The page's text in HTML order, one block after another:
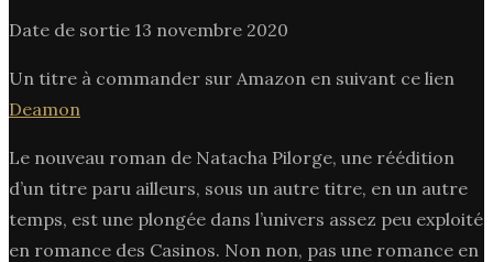
Date de sortie 13 novembre 2020
Un titre à commander sur Amazon en suivant ce lien
Deamon
Le nouveau roman de Natacha Pilorge, une réédition
d’un titre paru ailleurs, sous un autre titre, en un autre
temps, est une plongée dans l’univers assez peu exploité
en romance des Casinos. Non non, pas une romance en